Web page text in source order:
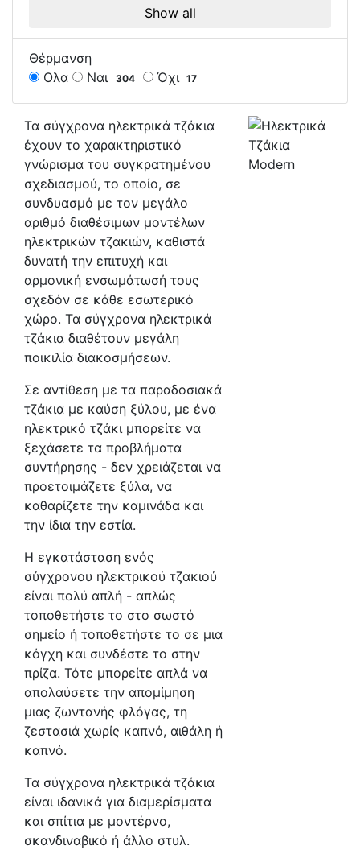
Show all
Θέρμανση
Ολα
Ναι 304 Όχι 17
Τα σύγχρονα ηλεκτρικά τζάκια
έχουν το χαρακτηριστικό
γνώρισμα του συγκρατημένου
σχεδιασμού, το οποίο, σε
συνδυασμό με τον μεγάλο
αριθμό διαθέσιμων μοντέλων
ηλεκτρικών τζακιών, καθιστά
δυνατή την επιτυχή και
αρμονική ενσωμάτωσή τους
σχεδόν σε κάθε εσωτερικό
χώρο. Τα σύγχρονα ηλεκτρικά
τζάκια διαθέτουν μεγάλη
ποικιλία διακοσμήσεων.
Σε αντίθεση με τα παραδοσιακά
τζάκια με καύση ξύλου, με ένα
ηλεκτρικό τζάκι μπορείτε να
ξεχάσετε τα προβλήματα
συντήρησης - δεν χρειάζεται να
προετοιμάζετε ξύλα, να
καθαρίζετε την καμινάδα και
την ίδια την εστία.
Η εγκατάσταση ενός
σύγχρονου ηλεκτρικού τζακιού
είναι πολύ απλή - απλώς
τοποθετήστε το στο σωστό
σημείο ή τοποθετήστε το σε μια
κόγχη και συνδέστε το στην
πρίζα. Τότε μπορείτε απλά να
απολαύσετε την απομίμηση
μιας ζωντανής φλόγας, τη
ζεστασιά χωρίς καπνό, αιθάλη ή
καπνό.
Τα σύγχρονα ηλεκτρικά τζάκια
είναι ιδανικά για διαμερίσματα
και σπίτια με μοντέρνο,
σκανδιναβικό ή άλλο στυλ.